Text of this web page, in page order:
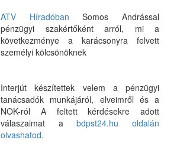
ATV Híradóban Somos Andrással
pénzügyi szakértőként arról, mi a
következménye a karácsonyra felvett
személyi kölcsönöknek
Interjút készítettek velem a pénzügyi
tanácsadók munkájáról, elveimről és a
NOK-ról A feltett kérdésekre adott
válaszaimat abdpst24.hu oldalán
olvashatod.